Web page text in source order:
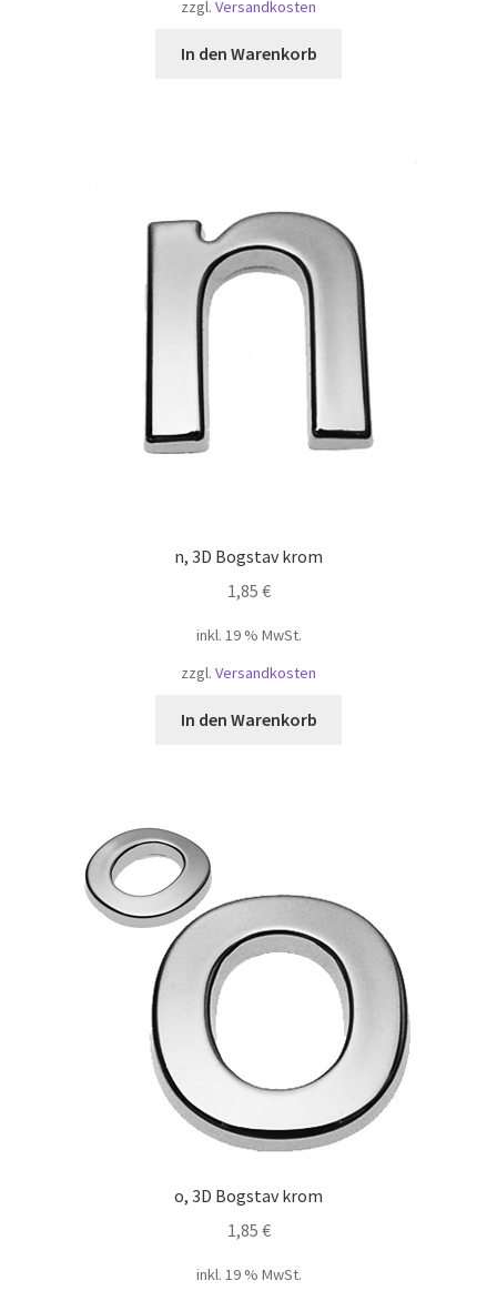
zzgl. Versandkosten
In den Warenkorb
n, 3D Bogstav krom
1,85 €
inkl. 19 % MwSt.
zzgl. Versandkosten
In den Warenkorb
o, 3D Bogstav krom
1,85 €
inkl. 19 % MwSt.